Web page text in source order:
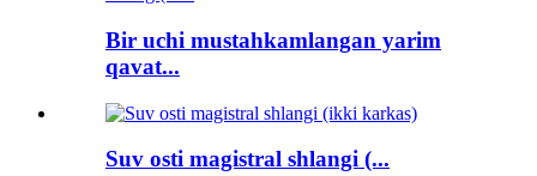
Bir uchi mustahkamlangan yarim
qavat...
Suv osti magistral shlangi (...